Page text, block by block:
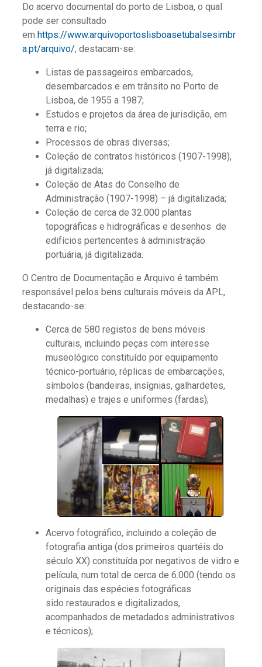
Do acervo documental do porto de Lisboa, o qual
pode ser consultado
emhttps://www.arquivoportoslisboasetubalsesimbr
a.pt/arquivo/, destacam-se:
Listas de passageiros embarcados,
desembarcados e em trânsito no Porto de
Lisboa, de 1955 a 1987;
Estudos e projetos da área de jurisdição, em
terra e rio;
Processos de obras diversas;
Coleção de contratos históricos (1907-1998),
já digitalizada;
Coleção de Atas do Conselho de
Administração (1907-1998) – já digitalizada;
Coleção de cerca de 32.000 plantas
topográficas e hidrográficas e desenhos de
edifícios pertencentes à administração
portuária, já digitalizada.
O Centro de Documentação e Arquivo é também
responsável pelos bens culturais móveis da APL,
destacando-se:
Cerca de 580 registos de bens móveis
culturais, incluindo peças com interesse
museológico constituído por equipamento
técnico-portuário, réplicas de embarcações,
símbolos (bandeiras, insígnias, galhardetes,
medalhas) e trajes e uniformes (fardas);
Acervo fotográfico, incluindo a coleção de
fotografia antiga (dos primeiros quartéis do
século XX) constituída por negativos de vidro e
película, num total de cerca de 6.000 (tendo os
originais das espécies fotográficas
sido restaurados e digitalizados,
acompanhados de metadados administrativos
e técnicos);